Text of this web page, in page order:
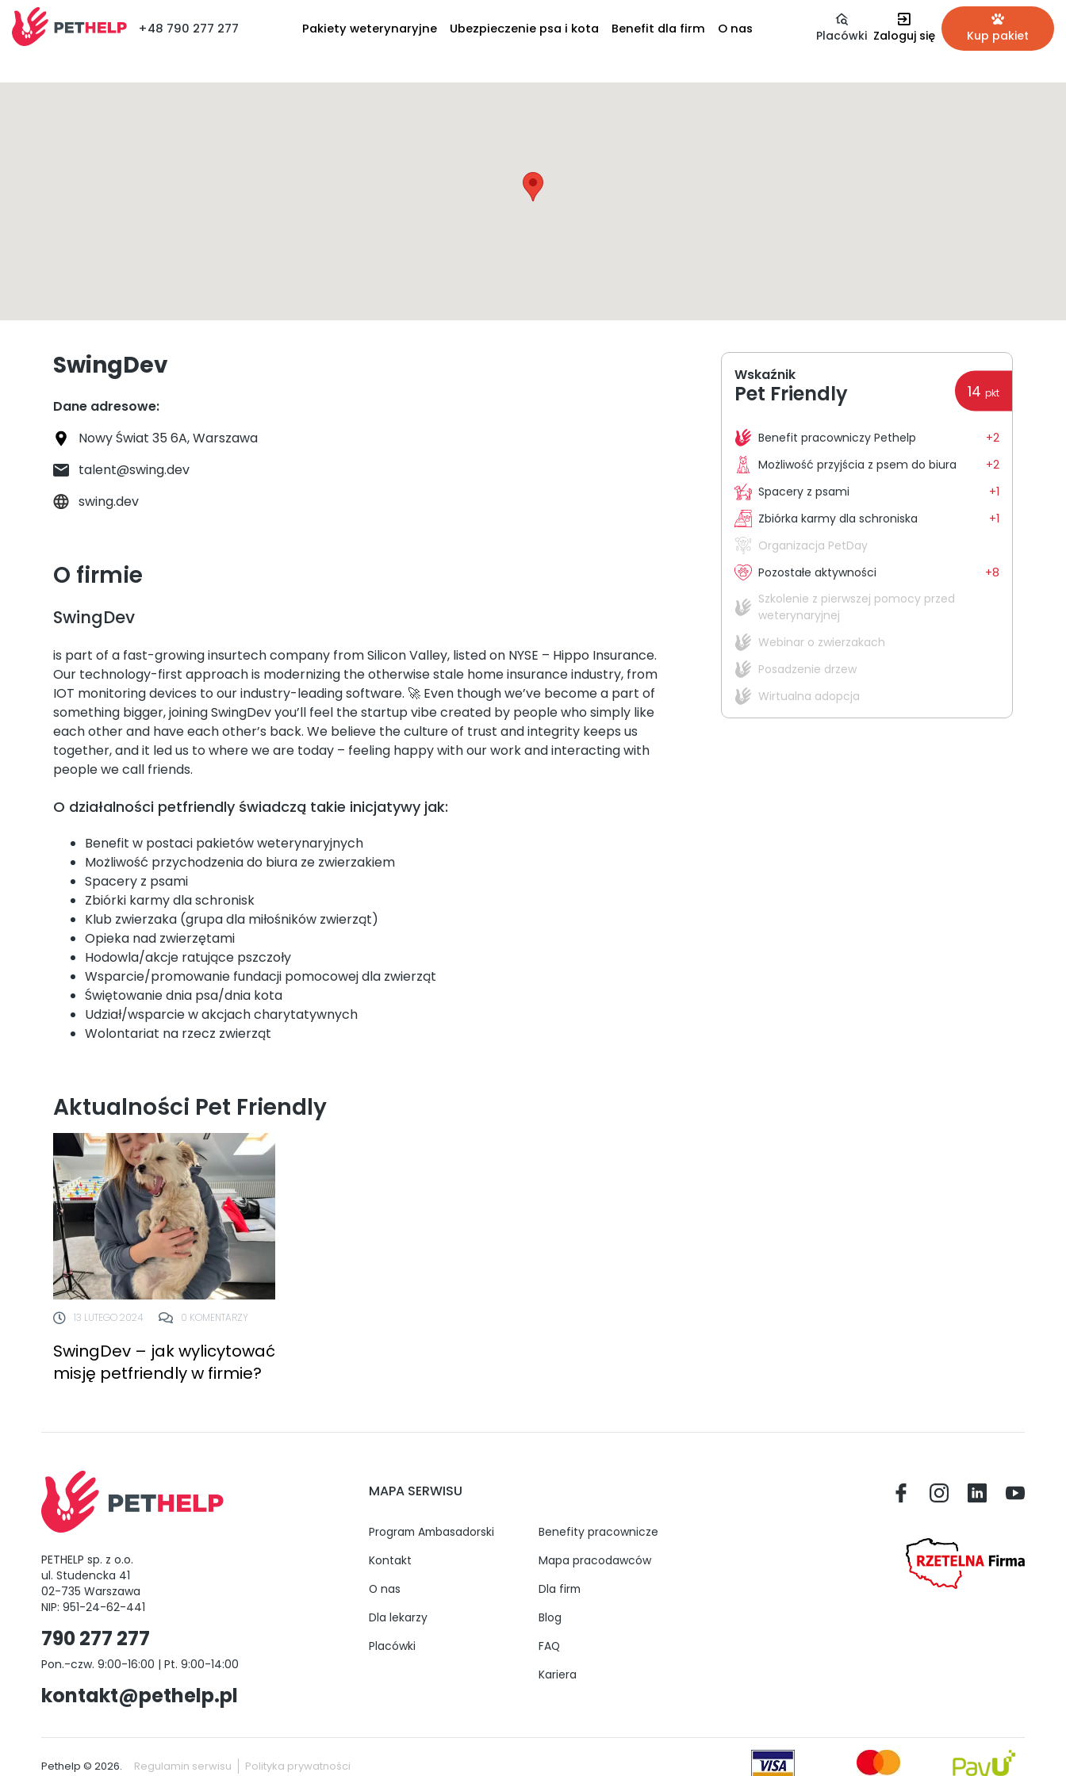
+48 790 277 277 Pakiety weterynaryjne Ubezpieczenie psa i kota Benefit dla firm O nas Placówki Zaloguj się Kup pakiet
SwingDev
Dane adresowe:
Nowy Świat 35 6A, Warszawa
talent@swing.dev
swing.dev
O firmie
SwingDev
is part of a fast-growing insurtech company from Silicon Valley, listed on NYSE – Hippo Insurance.
Our technology-first approach is modernizing the otherwise stale home insurance industry, from
IOT monitoring devices to our industry-leading software. 🚀 Even though we’ve become a part of
something bigger, joining SwingDev you’ll feel the startup vibe created by people who simply like
each other and have each other’s back. We believe the culture of trust and integrity keeps us
together, and it led us to where we are today – feeling happy with our work and interacting with
people we call friends.
O działalności petfriendly świadczą takie inicjatywy jak:
Benefit w postaci pakietów weterynaryjnych
Możliwość przychodzenia do biura ze zwierzakiem
Spacery z psami
Zbiórki karmy dla schronisk
Klub zwierzaka (grupa dla miłośników zwierząt)
Opieka nad zwierzętami
Hodowla/akcje ratujące pszczoły
Wsparcie/promowanie fundacji pomocowej dla zwierząt
Świętowanie dnia psa/dnia kota
Udział/wsparcie w akcjach charytatywnych
Wolontariat na rzecz zwierząt
Wskaźnik
Pet Friendly 14 pkt
Benefit pracowniczy Pethelp
+2
Możliwość przyjścia z psem do biura
+2
Spacery z psami
+1
Zbiórka karmy dla schroniska
+1
Organizacja PetDay
Pozostałe aktywności
+8
Szkolenie z pierwszej pomocy przed
weterynaryjnej
Webinar o zwierzakach
Posadzenie drzew
Wirtualna adopcja
Aktualności Pet Friendly
13 LUTEGO 2024 0 KOMENTARZY
SwingDev – jak wylicytować
misję petfriendly w firmie?
PETHELP sp. z o.o.
ul. Studencka 41
02-735 Warszawa
NIP: 951-24-62-441
790 277 277
Pon.-czw. 9:00-16:00 | Pt. 9:00-14:00
kontakt@pethelp.pl
MAPA SERWISU
Program Ambasadorski
Kontakt
O nas
Dla lekarzy
Placówki
Benefity pracownicze
Mapa pracodawców
Dla firm
Blog
FAQ
Kariera
Pethelp © 2026. Regulamin serwisu Polityka prywatności